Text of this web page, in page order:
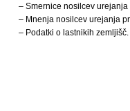
– Smernice nosilcev urejanja
– Mnenja nosilcev urejanja
– Podatki o lastnikih zemljišč.